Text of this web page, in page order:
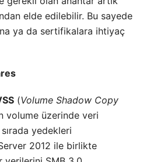
elde edilebilir. Bu sayede
ya da sertifikalara ihtiyaç
(Volume Shadow Copy
volume üzerinde veri
yedekleri
2012 ile birlikte